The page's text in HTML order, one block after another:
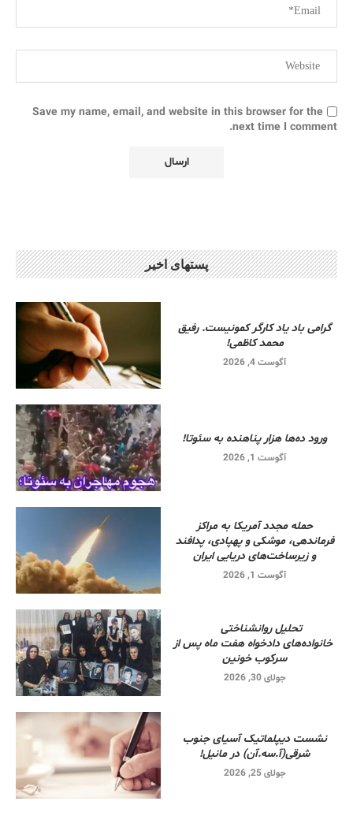
Save my name, email, and website in this browser for the
next time I comment.
پستهای اخیر
گرامی باد یاد کارگر کمونیست. رفیق
محمد کاظمی!
آگوست 4, 2026
ورود ده‌ها هزار پناهنده به سئوتا!
آگوست 1, 2026
حمله مجدد آمریکا به مراکز
فرماندهی، موشکی و پهپادی، پدافند
و زیرساخت‌های دریایی ایران
آگوست 1, 2026
تحلیل روانشناختی
خانواده‌های دادخواه هفت ماه پس از
سرکوب خونین
جولای 30, 2026
نشست دیپلماتیک آسیای جنوب
شرقی‌(آ.سه.آن) در مانیل!
جولای 25, 2026